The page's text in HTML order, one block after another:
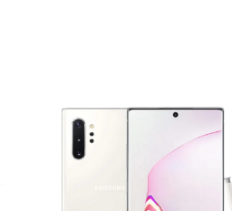
5,890,000₫
Màn hình: Dynamic AMOLED,
6.8", Quad HD+ (2K+)
HDH : Android 9.0 (Pie)